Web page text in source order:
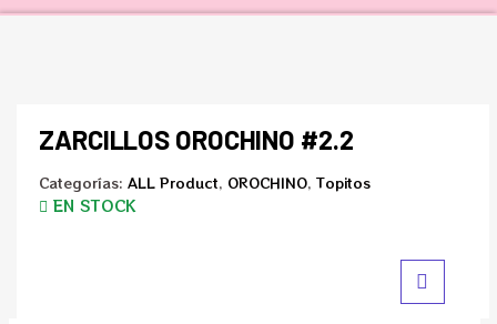
ZARCILLOS OROCHINO #2.2
Categorías: ALL Product, OROCHINO, Topitos
EN STOCK